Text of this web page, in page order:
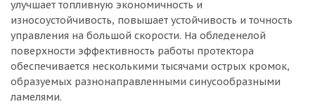
улучшает топливную экономичность и
износоустойчивость, повышает устойчивость и точность
управления на большой скорости. На обледенелой
поверхности эффективность работы протектора
обеспечивается несколькими тысячами острых кромок,
образуемых разнонаправленными синусообразными
ламелями.